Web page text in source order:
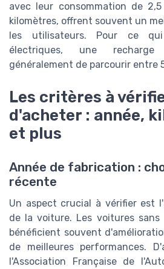
avec leur consommation de
kilomètres, offrent souvent un
les utilisateurs. Pour ce
électriques, une recharge
généralement de parcourir entre
Les critères à
d'acheter : année,
et plus
Année de fabrication :
récente
Un aspect crucial à vérifier est
de la voiture. Les voitures sans
bénéficient souvent
de meilleures performances.
l'Association Française de